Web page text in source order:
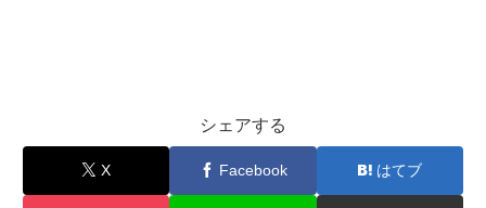
シェアする
X Facebook はてブ